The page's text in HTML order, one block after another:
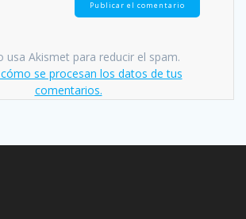
usa Akismet para reducir el spam.
se procesan los datos de tus
comentarios.